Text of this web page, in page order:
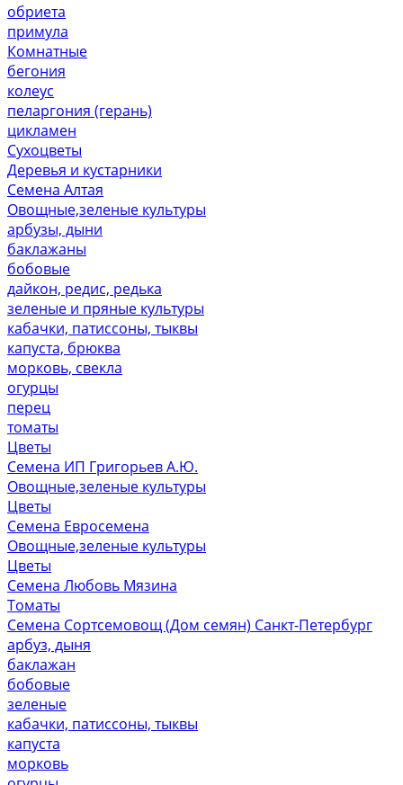
обриета
примула
Комнатные
бегония
колеус
пеларгония (герань)
цикламен
Сухоцветы
Деревья и кустарники
Семена Алтая
Овощные,зеленые культуры
арбузы, дыни
баклажаны
бобовые
дайкон, редис, редька
зеленые и пряные культуры
кабачки, патиссоны, тыквы
капуста, брюква
морковь, свекла
огурцы
перец
томаты
Цветы
Семена ИП Григорьев А.Ю.
Овощные,зеленые культуры
Цветы
Семена Евросемена
Овощные,зеленые культуры
Цветы
Семена Любовь Мязина
Томаты
Семена Сортсемовощ (Дом семян) Санкт-Петербург
арбуз, дыня
баклажан
бобовые
зеленые
кабачки, патиссоны, тыквы
капуста
морковь